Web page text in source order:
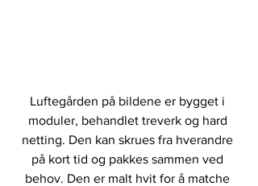
Luftegården på bildene er bygget i
moduler, behandlet treverk og hard
netting. Den kan skrues fra hverandre
på kort tid og pakkes sammen ved
behov. Den er malt hvit for å matche